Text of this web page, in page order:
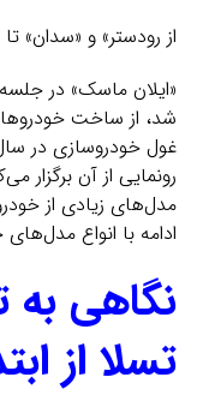
از رودستر» و «سدان»
«ایلان ماسک» در
شد، از ساخت
غول خودروسازی در
مدل‌های زیادی از
ادامه با انواع
نگاهی
تسلا از